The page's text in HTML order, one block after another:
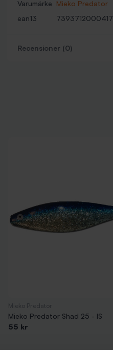
Varumärke Mieko Predator
ean13
7393712000417
Recensioner (0)
Mieko Predator Shad 25 - IS
55 kr